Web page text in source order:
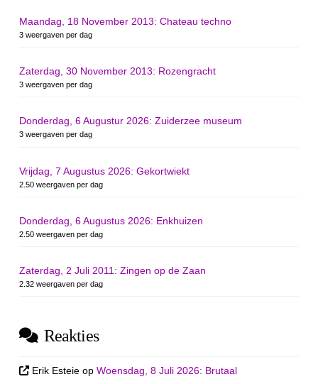
Maandag, 18 November 2013: Chateau techno
3 weergaven per dag
Zaterdag, 30 November 2013: Rozengracht
3 weergaven per dag
Donderdag, 6 Augustur 2026: Zuiderzee museum
3 weergaven per dag
Vrijdag, 7 Augustus 2026: Gekortwiekt
2.50 weergaven per dag
Donderdag, 6 Augustus 2026: Enkhuizen
2.50 weergaven per dag
Zaterdag, 2 Juli 2011: Zingen op de Zaan
2.32 weergaven per dag
Reakties
Erik Esteie opWoensdag, 8 Juli 2026: Brutaal